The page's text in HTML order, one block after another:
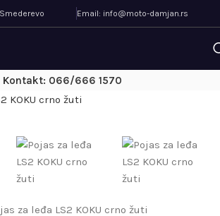
Email: info@moto-damjan.rs
Kontakt: 066/666 1570
za leđa LS2 KOKU crno žuti